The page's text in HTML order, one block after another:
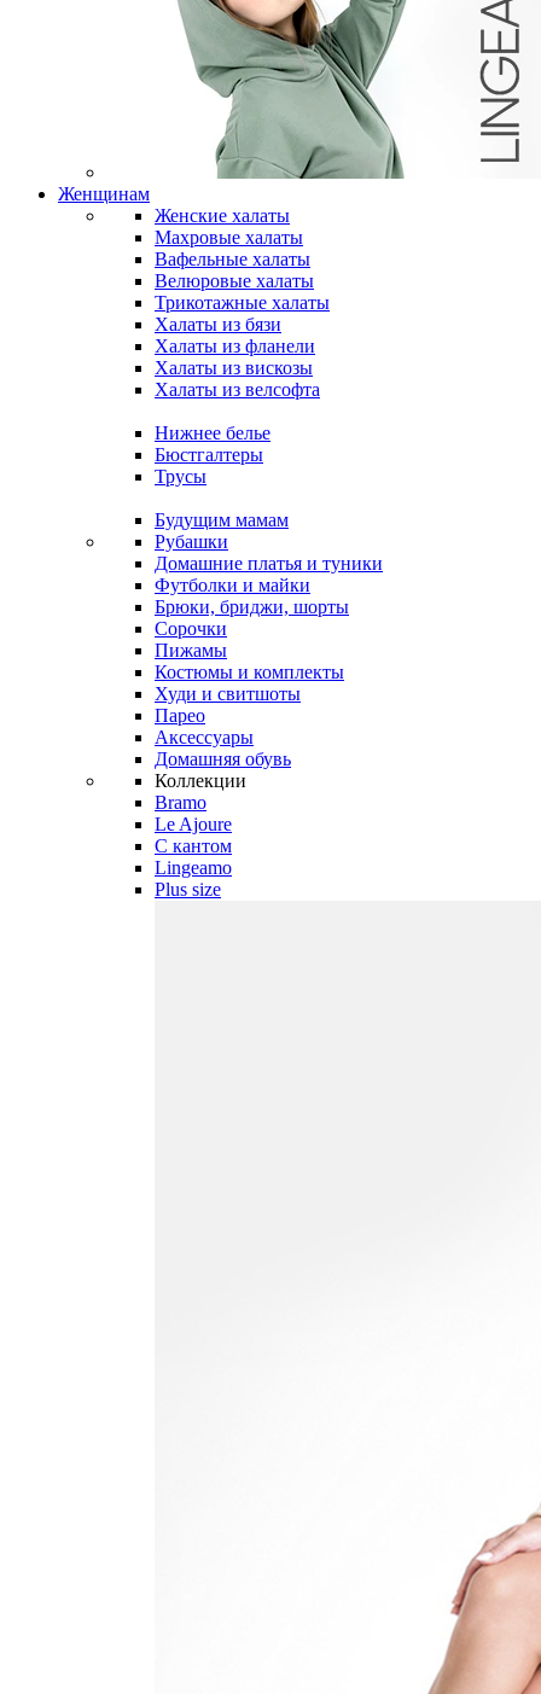
Женщинам
Женские халаты
Махровые халаты
Вафельные халаты
Велюровые халаты
Трикотажные халаты
Халаты из бязи
Халаты из фланели
Халаты из вискозы
Халаты из велсофта
Нижнее белье
Бюстгалтеры
Трусы
Будущим мамам
Рубашки
Домашние платья и туники
Футболки и майки
Брюки, бриджи, шорты
Сорочки
Пижамы
Костюмы и комплекты
Худи и свитшоты
Парео
Аксессуары
Домашняя обувь
Коллекции
Bramo
Le Ajoure
С кантом
Lingeamo
Plus size